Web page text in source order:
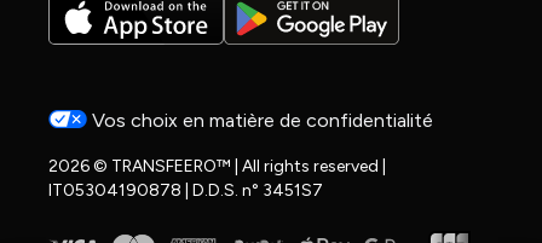
Vos choix en matière de confidentialité
2026 © TRANSFEERO™ | All rights reserved |
IT05304190878 | D.D.S. n° 3451S7